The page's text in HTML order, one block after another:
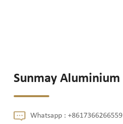
Sunmay Aluminium
Whatsapp :+8617366266559